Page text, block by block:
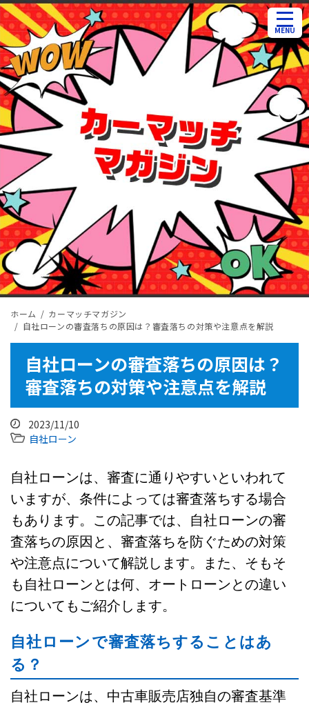
ホーム
カーマッチマガジン
自社ローンの審査落ちの原因は？審査落ちの対策や注意点を解説
自社ローンの審査落ちの原因は？
審査落ちの対策や注意点を解説
2023/11/10
自社ローン
自社ローンは、審査に通りやすいといわれて
いますが、条件によっては審査落ちする場合
もあります。この記事では、自社ローンの審
査落ちの原因と、審査落ちを防ぐための対策
や注意点について解説します。また、そもそ
も自社ローンとは何、オートローンとの違い
についてもご紹介します。
自社ローンで審査落ちすることはあ
る？
自社ローンは、中古車販売店独自の審査基準